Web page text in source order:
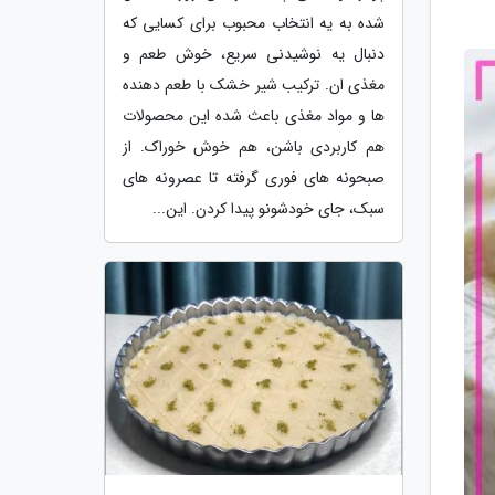
شده به یه انتخاب محبوب برای کسایی که
دنبال یه نوشیدنی سریع، خوش طعم و
مغذی ان. ترکیب شیر خشک با طعم دهنده
ها و مواد مغذی باعث شده این محصولات
هم کاربردی باشن، هم خوش خوراک. از
صبحونه های فوری گرفته تا عصرونه های
سبک، جای خودشونو پیدا کردن. این...